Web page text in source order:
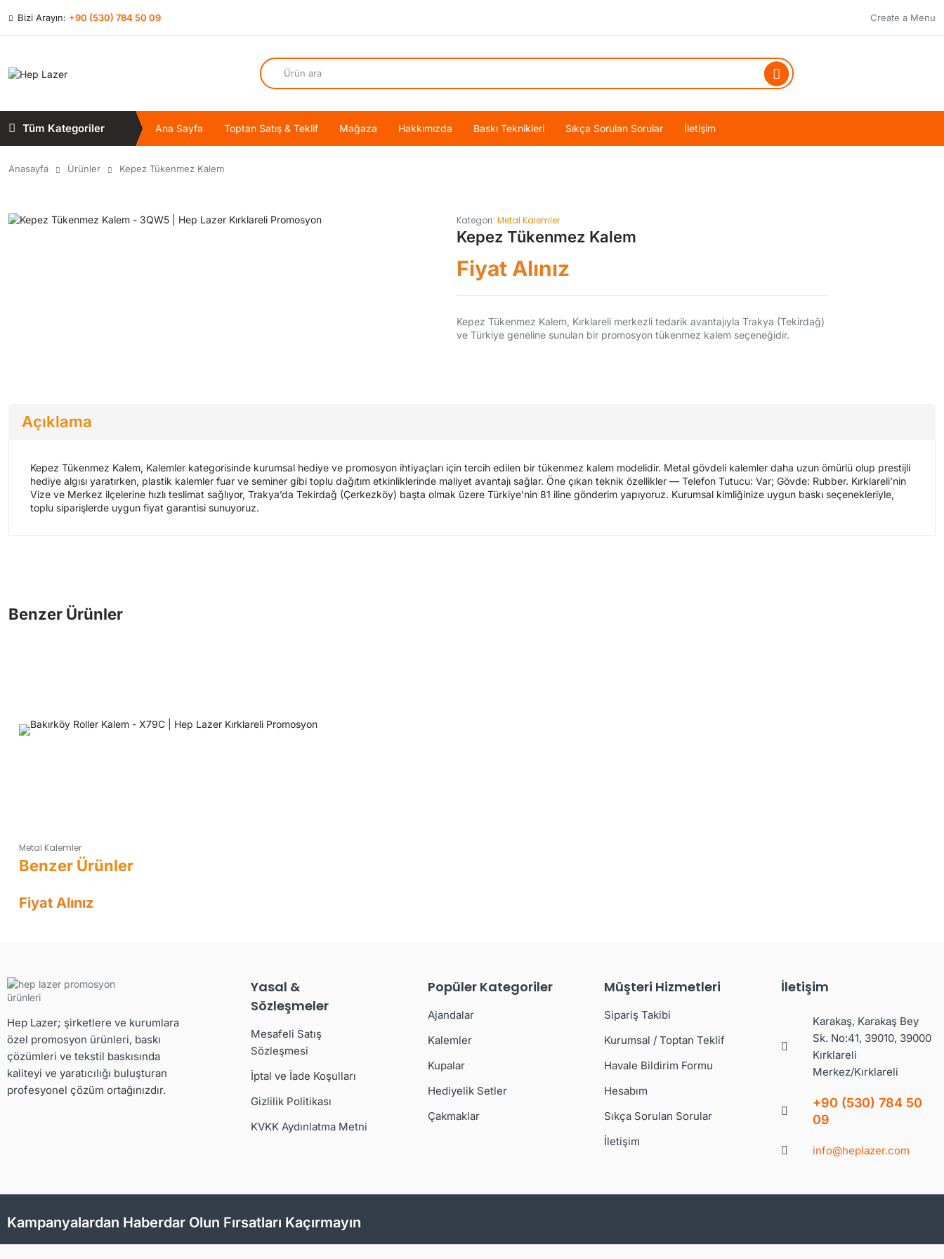
Bizi Arayın: +90 (530) 784 50 09 Create a Menu
Tüm Kategoriler Ana Sayfa Toptan Satış & Teklif Mağaza Hakkımızda Baskı Teknikleri Sıkça Sorulan Sorular İletişim
Anasayfa Ürünler Kepez Tükenmez Kalem
Kategori: Metal Kalemler
Kepez Tükenmez Kalem
Fiyat Alınız
Kepez Tükenmez Kalem, Kırklareli merkezli tedarik avantajıyla Trakya (Tekirdağ)
ve Türkiye geneline sunulan bir promosyon tükenmez kalem seçeneğidir.
Açıklama
Kepez Tükenmez Kalem, Kalemler kategorisinde kurumsal hediye ve promosyon ihtiyaçları için tercih edilen bir tükenmez kalem modelidir. Metal gövdeli kalemler daha uzun ömürlü olup prestijli
hediye algısı yaratırken, plastik kalemler fuar ve seminer gibi toplu dağıtım etkinliklerinde maliyet avantajı sağlar. Öne çıkan teknik özellikler — Telefon Tutucu: Var; Gövde: Rubber. Kırklareli’nin
Vize ve Merkez ilçelerine hızlı teslimat sağlıyor, Trakya’da Tekirdağ (Çerkezköy) başta olmak üzere Türkiye’nin 81 iline gönderim yapıyoruz. Kurumsal kimliğinize uygun baskı seçenekleriyle,
toplu siparişlerde uygun fiyat garantisi sunuyoruz.
Metal Kalemler
Fiyat Alınız
Hep Lazer; şirketlere ve kurumlara
özel promosyon ürünleri, baskı
çözümleri ve tekstil baskısında
kaliteyi ve yaratıcılığı buluşturan
profesyonel çözüm ortağınızdır.
Yasal &
Sözleşmeler
Mesafeli Satış
Sözleşmesi
İptal ve İade Koşulları
Gizlilik Politikası
KVKK Aydınlatma Metni
Popüler Kategoriler
Ajandalar
Kalemler
Kupalar
Hediyelik Setler
Çakmaklar
Müşteri Hizmetleri
Sipariş Takibi
Kurumsal / Toptan Teklif
Havale Bildirim Formu
Hesabım
Sıkça Sorulan Sorular
İletişim
İletişim
Karakaş, Karakaş Bey
Sk. No:41, 39010, 39000
Kırklareli
Merkez/Kırklareli
+90 (530) 784 50
09
info@heplazer.com
Kampanyalardan Haberdar Olun Fırsatları Kaçırmayın